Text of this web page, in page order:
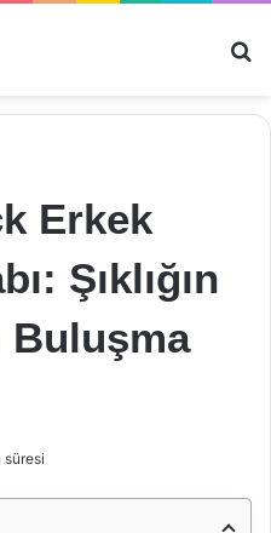
Erkek
Şıklığın
Buluşma